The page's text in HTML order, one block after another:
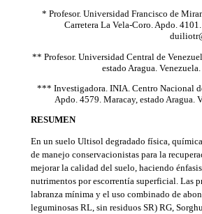
* Profesor. Universidad Francisco de
Carretera La Vela-Coro. Apdo.
** Profesor. Universidad Central de
estado Aragua.
*** Investigadora. INIA. Centro Nacional
Apdo. 4579. Maracay, estado
RESUMEN
En un suelo Ultisol degradado física,
de manejo conservacionistas para la
mejorar la calidad del suelo, haciendo
nutrimentos por escorrentía superficial. Las
labranza mínima y el uso combinado de
leguminosas RL, sin residuos SR) RG,